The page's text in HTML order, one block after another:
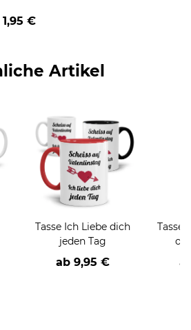
1,95 €
Artikel
Tasse Ich Liebe dich
jeden Tag
ab 9,95 €
Tasse